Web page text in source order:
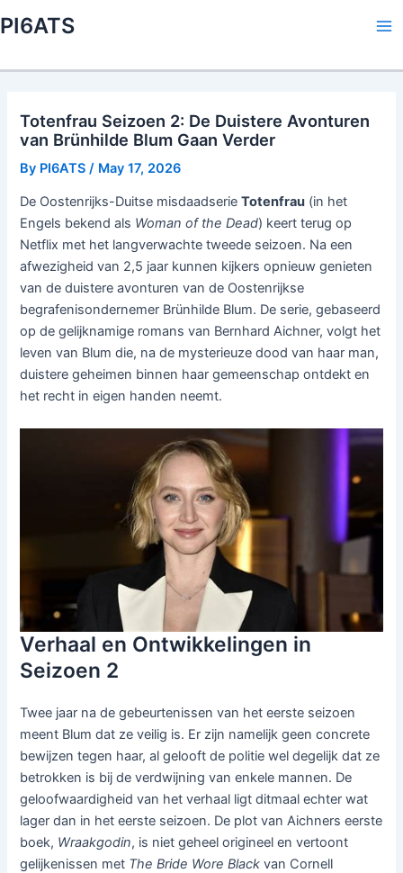
to
PI6ATS
Totenfrau Seizoen 2: De Duistere Avonturen
van Brünhilde Blum Gaan Verder
By PI6ATS / May 17, 2026
De Oostenrijks-Duitse misdaadserieTotenfrau (in het
Engels bekend als Woman of the Dead) keert terug op
Netflix met het langverwachte tweede seizoen. Na een
afwezigheid van 2,5 jaar kunnen kijkers opnieuw genieten
van de duistere avonturen van de Oostenrijkse
begrafenisondernemer Brünhilde Blum. De serie, gebaseerd
op de gelijknamige romans van Bernhard Aichner, volgt het
leven van Blum die, na de mysterieuze dood van haar man,
duistere geheimen binnen haar gemeenschap ontdekt en
het recht in eigen handen neemt.
Verhaal en Ontwikkelingen in
Seizoen 2
Twee jaar na de gebeurtenissen van het eerste seizoen
meent Blum dat ze veilig is. Er zijn namelijk geen concrete
bewijzen tegen haar, al gelooft de politie wel degelijk dat ze
betrokken is bij de verdwijning van enkele mannen. De
geloofwaardigheid van het verhaal ligt ditmaal echter wat
lager dan in het eerste seizoen. De plot van Aichners eerste
boek, Wraakgodin, is niet geheel origineel en vertoont
gelijkenissen met The Bride Wore Black van Cornell